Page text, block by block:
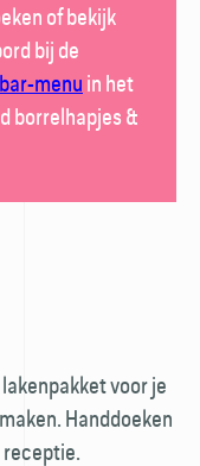
of bekijk
bij de
bar-menuin het
borrel­hapjes &
voor je
Hand­doeken
receptie.